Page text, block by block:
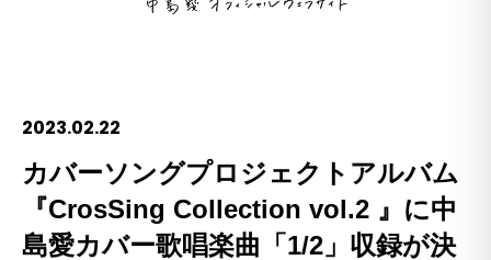
2023.02.22
カバーソングプロジェクトアルバム
『CrosSing Collection vol.2 』に中
島愛カバー歌唱楽曲「1/2」収録が決